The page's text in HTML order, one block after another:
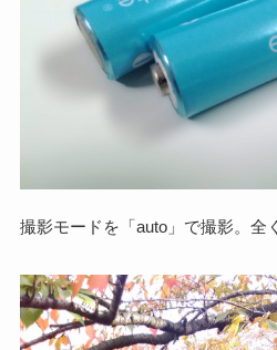
撮影モードを「auto」で撮影。全